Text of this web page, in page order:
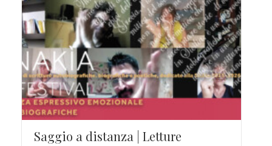
Saggio a distanza | Letture